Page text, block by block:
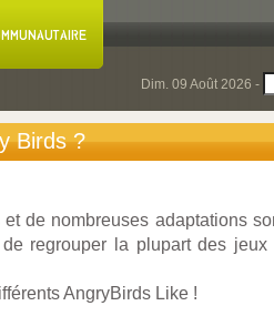
Dim. 09 Août 2026 -
Birds ?
de nombreuses adaptations
regrouper la plupart des jeux
AngryBirds Like !